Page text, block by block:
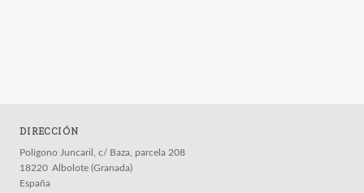
DIRECCIÓN
Polígono Juncaril, c/ Baza, parcela 208
18220 Albolote (Granada)
España